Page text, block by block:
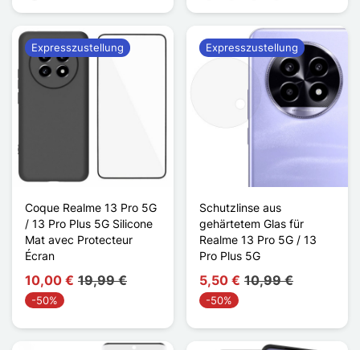
Coque Realme 13 Pro 5G
/ 13 Pro Plus 5G Silicone
Mat avec Protecteur
Écran
10,00 € 19,99 €
-50%
Expresszustellung
Schutzlinse aus
gehärtetem Glas für
Realme 13 Pro 5G / 13
Pro Plus 5G
5,50 € 10,99 €
-50%
Expresszustellung